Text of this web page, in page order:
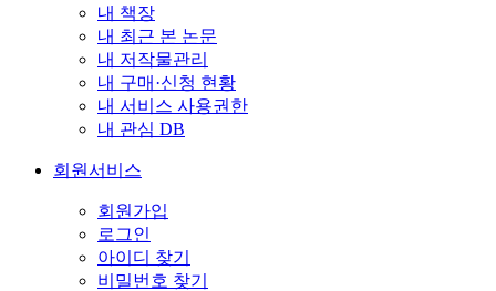
내 책장
내 최근 본 논문
내 저작물관리
내 구매·신청 현황
내 서비스 사용권한
내 관심 DB
회원서비스
회원가입
로그인
아이디 찾기
비밀번호 찾기